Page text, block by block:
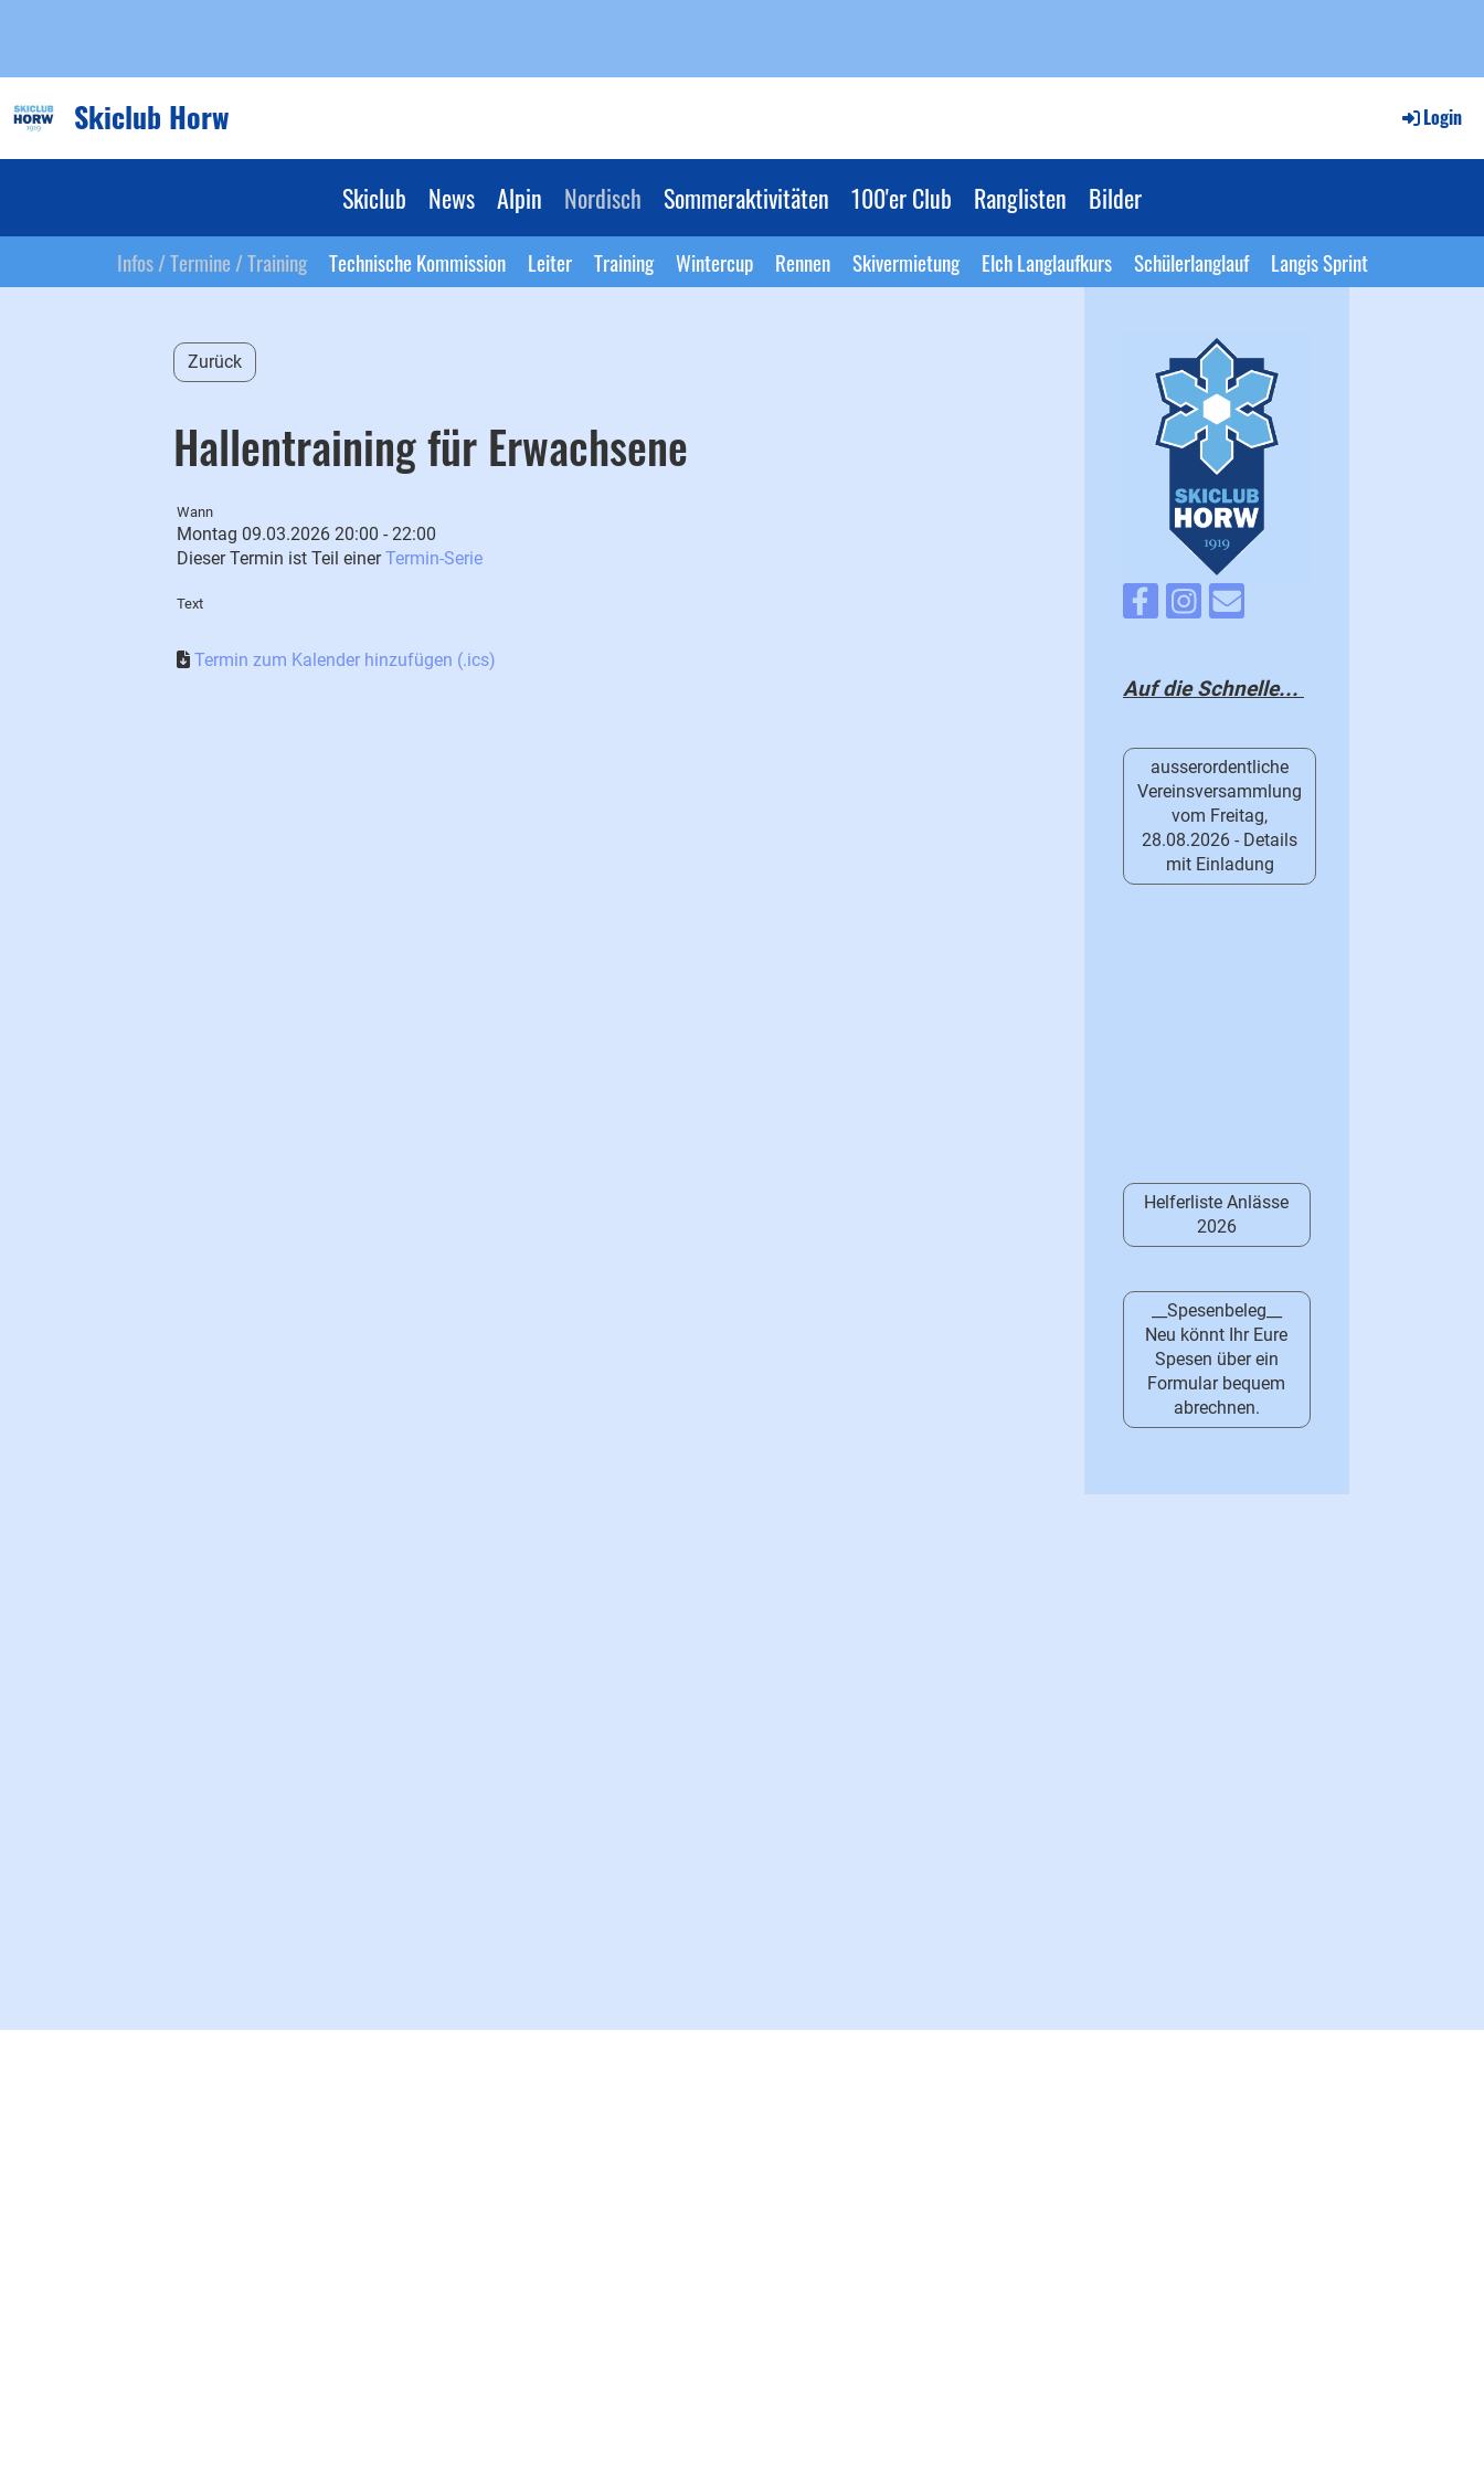
Skiclub Horw Login
Skiclub News Alpin Nordisch Sommeraktivitäten 100'er Club Ranglisten Bilder
Infos / Termine / Training Technische Kommission Leiter Training Wintercup Rennen Skivermietung Elch Langlaufkurs Schülerlanglauf Langis Sprint
Zurück
Hallentraining für Erwachsene
Wann
Montag 09.03.2026 20:00 - 22:00
Dieser Termin ist Teil einerTermin-Serie
Text
Termin zum Kalender hinzufügen (.ics)
Auf die Schnelle...
ausserordentliche
Vereinsversammlung
vom Freitag,
28.08.2026 - Details
mit Einladung
Helferliste Anlässe
2026
__Spesenbeleg__
Neu könnt Ihr Eure
Spesen über ein
Formular bequem
abrechnen.